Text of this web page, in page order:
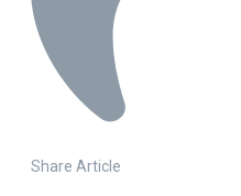
Share Article